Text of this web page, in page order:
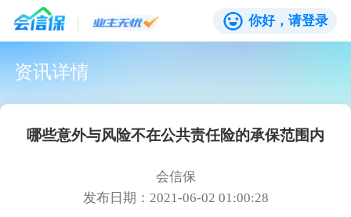
你好，请登录
资讯详情
哪些意外与风险不在公共责任险的承保范围内
会信保
发布日期：2021-06-02 01:00:28